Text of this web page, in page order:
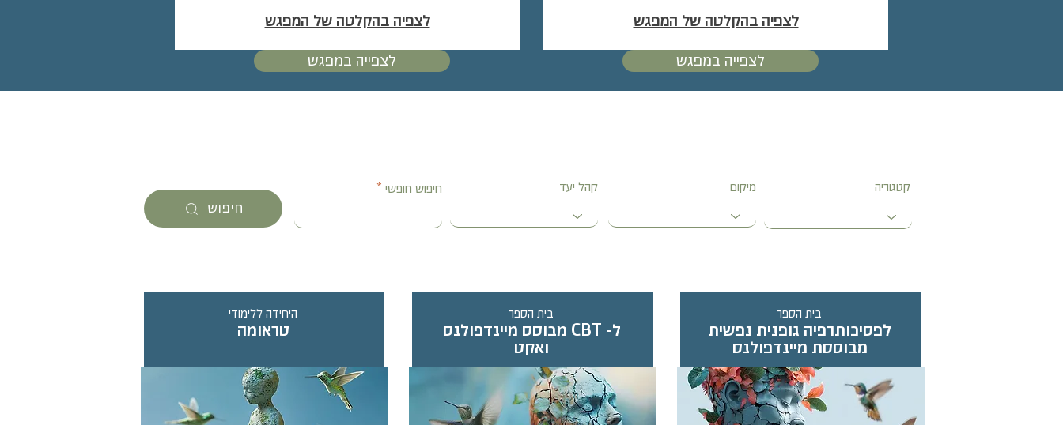
לצפיה בהקלטה של המפגש
לצפייה במפגש
לצפיה בהקלטה של המפגש
לצפייה במפגש
קטגוריה מיקום קהל יעד חיפוש חופשי
חיפוש
בית הספר
לפסיכותרפיה גופנית נפשית
מבוססת מיינדפולנס
בית הספר
ל- CBT מבוסס מיינדפולנס
ואקט
היחידה ללימודי
טראומה